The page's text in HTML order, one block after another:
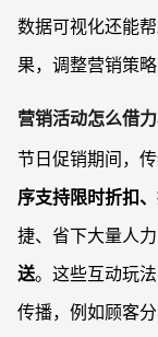
数据可视化还能
果，调整营销策略
营销活动怎么借
节日促销期间，
序支持限时折扣
捷、省下大量人力
送。这些互动玩
传播，例如顾客